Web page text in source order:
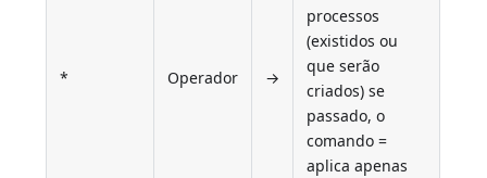
* Operador →
processos
(existidos ou
que serão
criados) se
passado, o
comando =
aplica apenas